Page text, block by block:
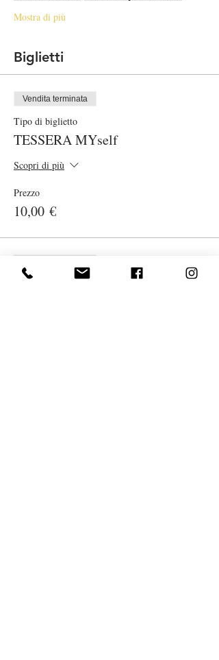
Mostra di più
Biglietti
Vendita terminata
Tipo di biglietto
TESSERA MYself
Scopri di più
Prezzo
10,00 €